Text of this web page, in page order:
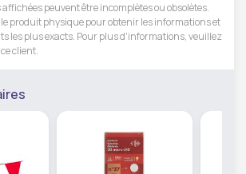
peuvent être incomplètes ou obsolètes.
produit physique pour obtenir les informations et
les plus exacts. Pour plus d'informations, veuillez
client.